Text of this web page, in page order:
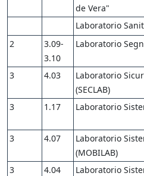
de Vera"
Laboratorio
2
3.09-
3.10
Laboratorio
3
4.03
Laboratorio
(SECLAB)
3
1.17 Laboratorio
3
4.07
Laboratorio
(MOBILAB)
3
4.04 Laboratorio